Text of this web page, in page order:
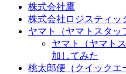
株式会社鷹
株式会社ロジスティッ
ヤマト（ヤマトスタッ
ヤマト（ヤマト
加してみた
桃太郎便（クイックエ